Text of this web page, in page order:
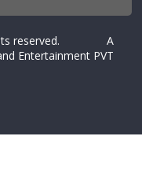
rights reserved. A
Entertainment PVT